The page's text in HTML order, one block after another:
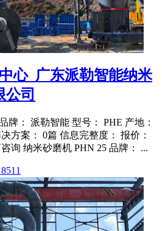
心_广东派勒智能纳米
公司
牌： 派勒智能 型号： PHE 产地：
方案： 0篇 信息完整度： 报价：
询 纳米砂磨机 PHN 25 品牌： ...